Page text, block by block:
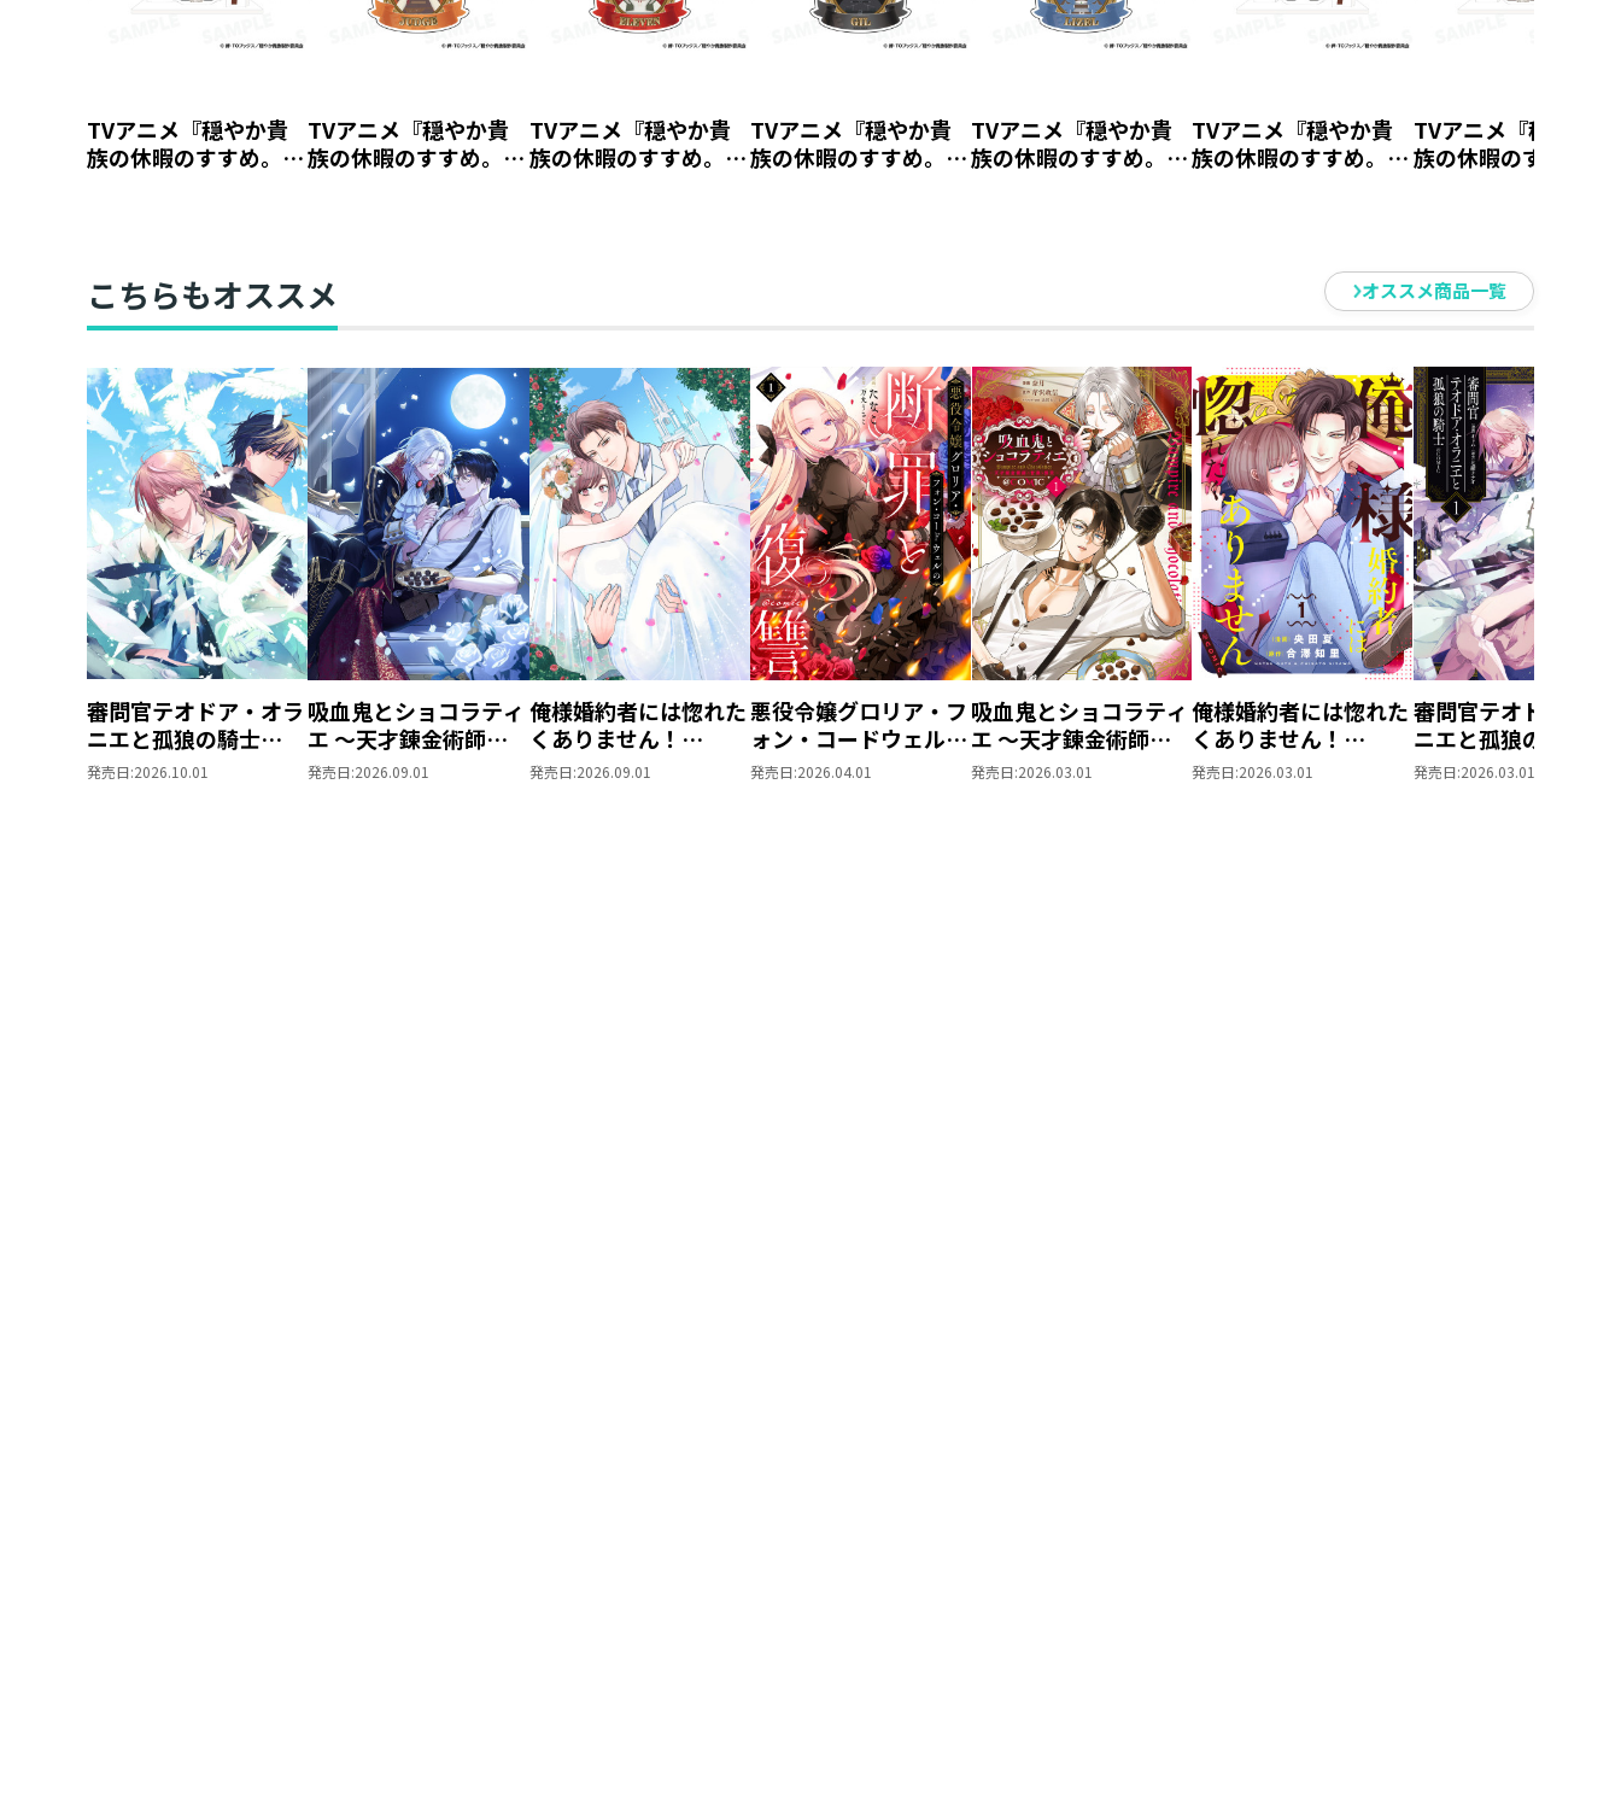
TVアニメ『穏やか貴
族の休暇のすすめ。』
TVアニメ『穏やか貴
族の休暇のすすめ。』
TVアニメ『穏やか貴
族の休暇のすすめ。』
TVアニメ『穏やか貴
族の休暇のすすめ。』
TVアニメ『穏やか貴
族の休暇のすすめ。』
TVアニメ『穏やか貴
族の休暇のすすめ。』
TVアニメ『穏やか貴
族の休暇のすすめ。
こちらもオススメ オススメ商品一覧
審問官テオドア・オラ
ニエと孤狼の騎士
@COMIC 第2巻
発売日:2026.10.01
吸血鬼とショコラティ
エ ～天才錬金術師の
甘美な探究～
発売日:2026.09.01
俺様婚約者には惚れた
くありません！
@COMIC 第2巻
発売日:2026.09.01
悪役令嬢グロリア・フ
ォン・コードウェルの
断罪と復讐@COMIC
発売日:2026.04.01
吸血鬼とショコラティ
エ ～天才錬金術師の
甘美な探究～
発売日:2026.03.01
俺様婚約者には惚れた
くありません！
@COMIC 第1巻
発売日:2026.03.01
審問官テオドア・オ
ニエと孤狼の騎士
@COMIC 第1巻
発売日:2026.03.01